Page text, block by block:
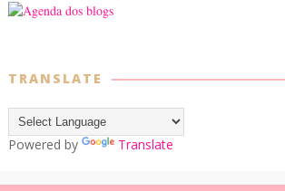
TRANSLATE
Powered by Translate